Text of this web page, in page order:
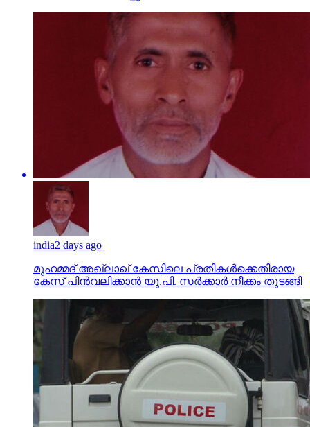
india2 days ago
മുഹമ്മദ് അഖ്‌ലാഖ് കേസിലെ പ്രതികള്‍ക്കെതിരായ
കേസ് പിന്‍വലിക്കാന്‍ യു.പി. സര്‍ക്കാര്‍ നീക്കം തുടങ്ങി